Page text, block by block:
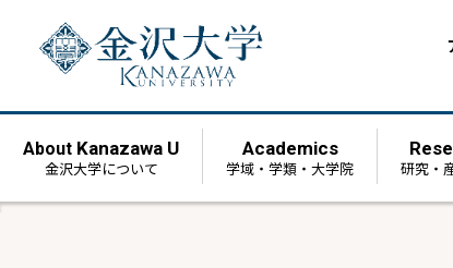
About Kanazawa U
金沢大学について
Academics
学域・学類・大学院 研究・